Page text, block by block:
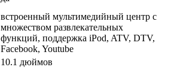
встроенный мультимедийный центр с
множеством развлекательных
функций, поддержка iPod, ATV, DTV,
Facebook, Youtube
10.1 дюймов